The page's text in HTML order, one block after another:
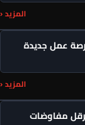
المزيد ‹
تصل لـ20 ألف جنيه.. 795 فرصة عمل جديدة
المزيد ‹
مفاوضات